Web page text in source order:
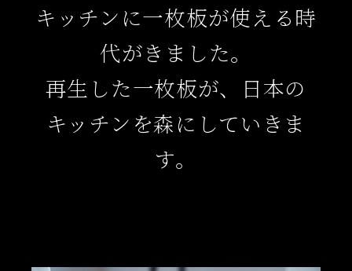
キッチンに一枚板が使える時
代がきました。
再生した一枚板が、日本の
キッチンを森にしていきま
す。